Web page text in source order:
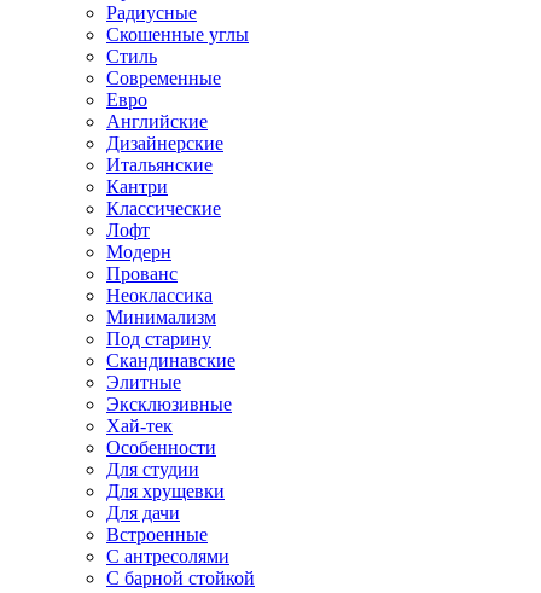
Радиусные
Скошенные углы
Стиль
Современные
Евро
Английские
Дизайнерские
Итальянские
Кантри
Классические
Лофт
Модерн
Прованс
Неоклассика
Минимализм
Под старину
Скандинавские
Элитные
Эксклюзивные
Хай-тек
Особенности
Для студии
Для хрущевки
Для дачи
Встроенные
С антресолями
С барной стойкой